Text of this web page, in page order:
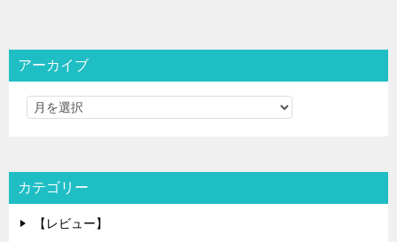
アーカイブ
カテゴリー
【レビュー】